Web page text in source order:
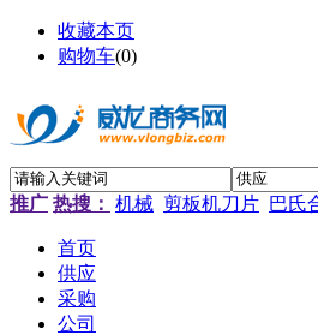
收藏本页
购物车(0)
推广 热搜： 机械 剪板机刀片 巴氏
首页
供应
采购
公司